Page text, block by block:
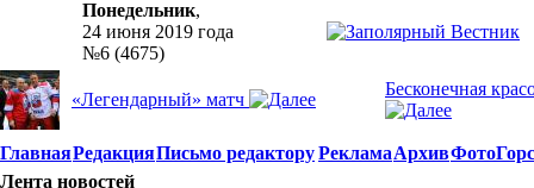
Понедельник,
24 июня 2019 года
№6 (4675)
«Легендарный» матч
Бесконечная
ГлавнаяРедакцияПисьмо редакторуРекламаАрхивФото
Лента новостей